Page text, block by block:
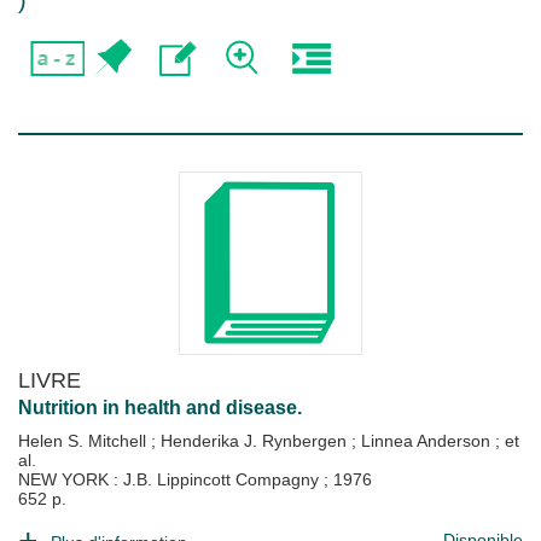
LIVRE
Nutrition in health and disease.
Helen S. Mitchell ; Henderika J. Rynbergen ; Linnea Anderson ; et
al.
NEW YORK : J.B. Lippincott Compagny ; 1976
652 p.